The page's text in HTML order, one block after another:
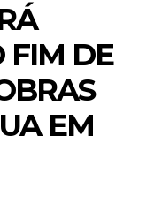
FIM DE
EM